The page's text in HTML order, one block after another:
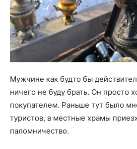
Мужчине как будто бы
ничего не буду брать. Он просто
покупателем. Раньше тут было
туристов, в местные храмы
паломничество.